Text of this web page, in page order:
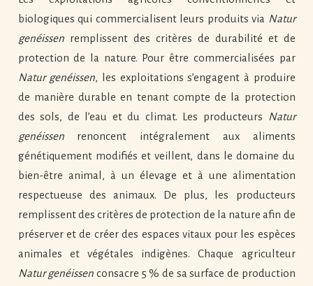
biologiques qui commercialisent leurs produits via Natur
genéissenremplissent des critères de durabilité et de
protection de la nature. Pour être commercialisées par
Natur genéissen, les exploitations s’engagent à produire
de manière durable en tenant compte de la protection
des sols, de l’eau et du climat. Les producteurs
Natur
genéissenrenoncent intégralement aux aliments
génétiquement modifiés et veillent, dans le domaine du
bien-être animal, à un élevage et à une alimentation
respectueuse des animaux. De plus, les producteurs
remplissent des critères de protection de la nature afin de
préserver et de créer des espaces vitaux pour les espèces
animales et végétales indigènes. Chaque agriculteur
Natur genéissen consacre 5 % de sa surface de production